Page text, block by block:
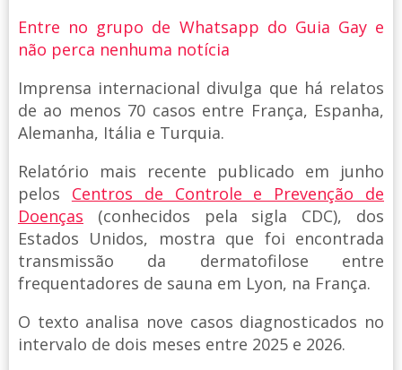
Entre no grupo de Whatsapp do Guia Gay e
não perca nenhuma notícia
Imprensa internacional divulga que há relatos
de ao menos 70 casos entre França, Espanha,
Alemanha, Itália e Turquia.
Relatório mais recente publicado em junho
pelos Centros de Controle e Prevenção de
Doenças (conhecidos pela sigla CDC), dos
Estados Unidos, mostra que foi encontrada
transmissão da dermatofilose entre
frequentadores de sauna em Lyon, na França.
O texto analisa nove casos diagnosticados no
intervalo de dois meses entre 2025 e 2026.